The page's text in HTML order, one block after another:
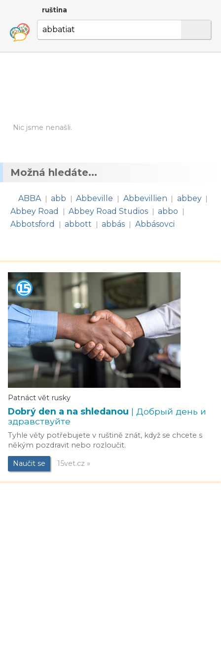
ruština
Nic jsme nenašli.
Možná hledáte...
ABBA | abb | Abbeville | Abbevillien | abbey |
Abbey Road | Abbey Road Studios | abbo |
Abbotsford | abbott | abbás | Abbásovci
Patnáct vět rusky
Dobrý den a na shledanou | Добрый день и
здравствуйте
Tyhle věty potřebujete v ruštině znát, když se chcete s
někým pozdravit nebo rozloučit.
Naučit se 15vet.cz »